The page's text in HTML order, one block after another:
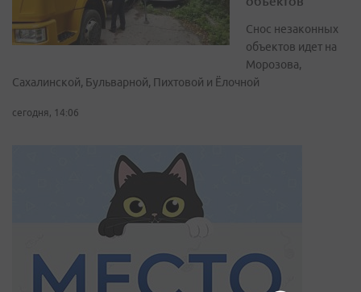
Снос незаконных
объектов идет на
Морозова,
Сахалинской, Бульварной, Пихтовой и Ёлочной
сегодня, 14:06